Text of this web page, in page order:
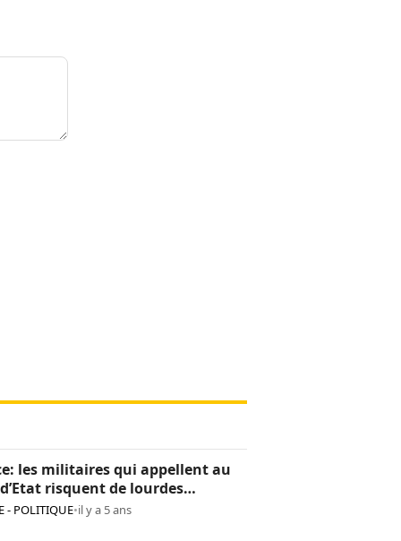
les militaires qui appellent au
risquent de lourdes
- POLITIQUE•il y a 5 ans